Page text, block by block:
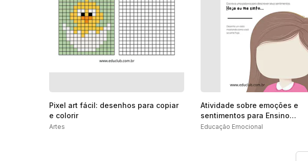
Pixel art fácil: desenhos para copiar
e colorir
Artes
Atividade sobre emoções e
sentimentos para Ensino
Fundamental
Educação Emocional